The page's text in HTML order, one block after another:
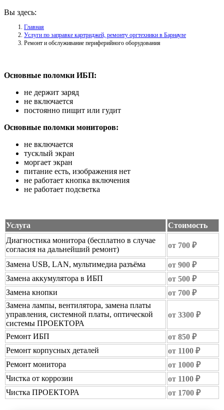
Вы здесь:
Главная
Услуги по заправке картриджей, ремонту оргтехники в Барнауле
Ремонт и обслуживание периферийного оборудования
Основные поломки ИБП:
не держит заряд
не включается
постоянно пищит или гудит
Основные поломки мониторов:
не включается
тусклый экран
моргает экран
питание есть, изображения нет
не работает кнопка включения
не работает подсветка
Услуга
Стоимость
Диагностика монитора (бесплатно в случае
согласия на дальнейший ремонт)
от 700 ₽
Замена USB, LAN, мультимедиа разъёма
от 900 ₽
Замена аккумулятора в ИБП
от 500 ₽
Замена кнопки
от 700 ₽
Замена лампы, вентилятора, замена платы
управления, системной платы, оптической
системы ПРОЕКТОРА
от 3300 ₽
Ремонт ИБП
от 850 ₽
Ремонт корпусных деталей
от 1100 ₽
Ремонт монитора
от 1000 ₽
Чистка от коррозии
от 1100 ₽
Чистка ПРОЕКТОРА
от 1700 ₽